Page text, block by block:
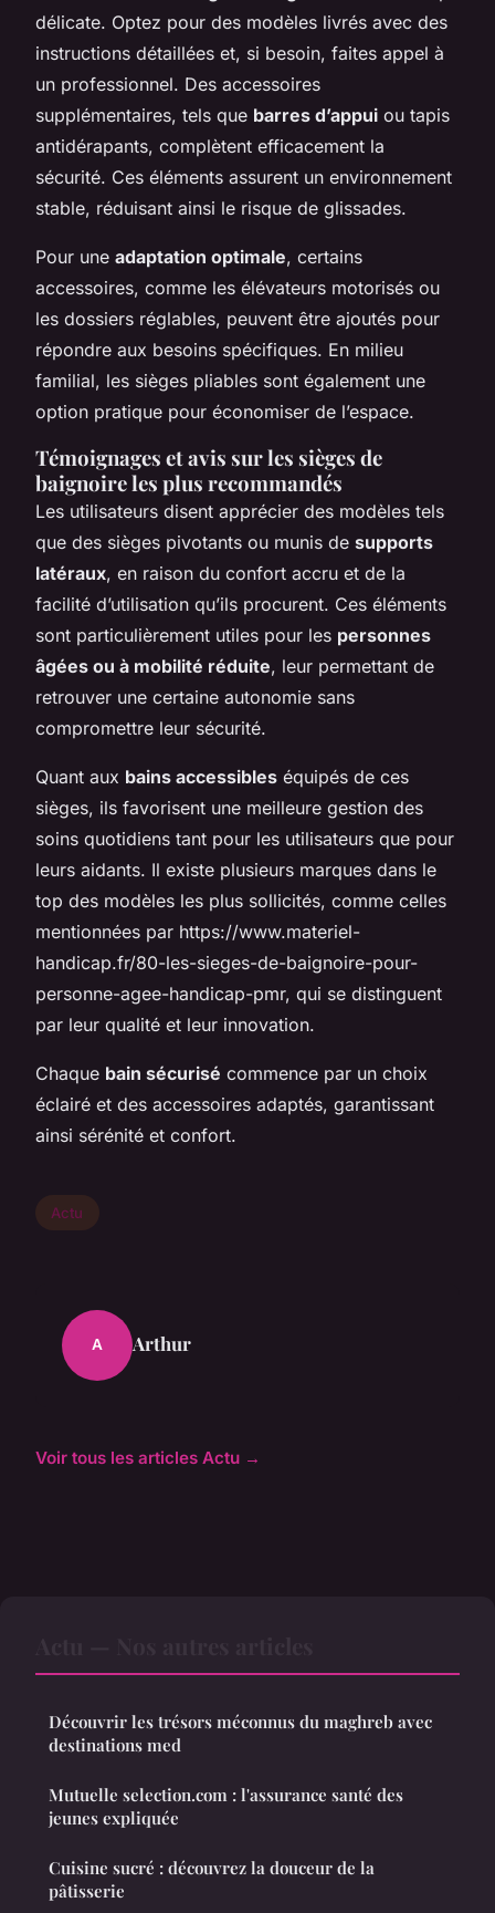
délicate. Optez pour des modèles livrés avec des
instructions détaillées et, si besoin, faites appel à
un professionnel. Des accessoires
supplémentaires, tels que barres d’appui ou tapis
antidérapants, complètent efficacement la
sécurité. Ces éléments assurent un environnement
stable, réduisant ainsi le risque de glissades.
Pour une adaptation optimale, certains
accessoires, comme les élévateurs motorisés ou
les dossiers réglables, peuvent être ajoutés pour
répondre aux besoins spécifiques. En milieu
familial, les sièges pliables sont également une
option pratique pour économiser de l’espace.
Témoignages et avis sur les sièges de
baignoire les plus recommandés
Les utilisateurs disent apprécier des modèles tels
que des sièges pivotants ou munis de supports
latéraux, en raison du confort accru et de la
facilité d’utilisation qu’ils procurent. Ces éléments
sont particulièrement utiles pour les personnes
âgées ou à mobilité réduite, leur permettant de
retrouver une certaine autonomie sans
compromettre leur sécurité.
Quant aux bains accessibles équipés de ces
sièges, ils favorisent une meilleure gestion des
soins quotidiens tant pour les utilisateurs que pour
leurs aidants. Il existe plusieurs marques dans le
top des modèles les plus sollicités, comme celles
mentionnées par https://www.materiel-
handicap.fr/80-les-sieges-de-baignoire-pour-
personne-agee-handicap-pmr, qui se distinguent
par leur qualité et leur innovation.
Chaque bain sécurisé commence par un choix
éclairé et des accessoires adaptés, garantissant
ainsi sérénité et confort.
Actu
A Arthur
Voir tous les articles Actu →
Découvrir les trésors méconnus du maghreb avec
destinations med
Mutuelle selection.com : l'assurance santé des
jeunes expliquée
Cuisine sucré : découvrez la douceur de la
pâtisserie